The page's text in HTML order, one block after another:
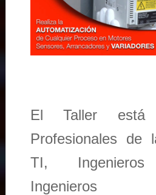
El Taller está
Profesionales de
TI, Ingenieros
Ingenieros